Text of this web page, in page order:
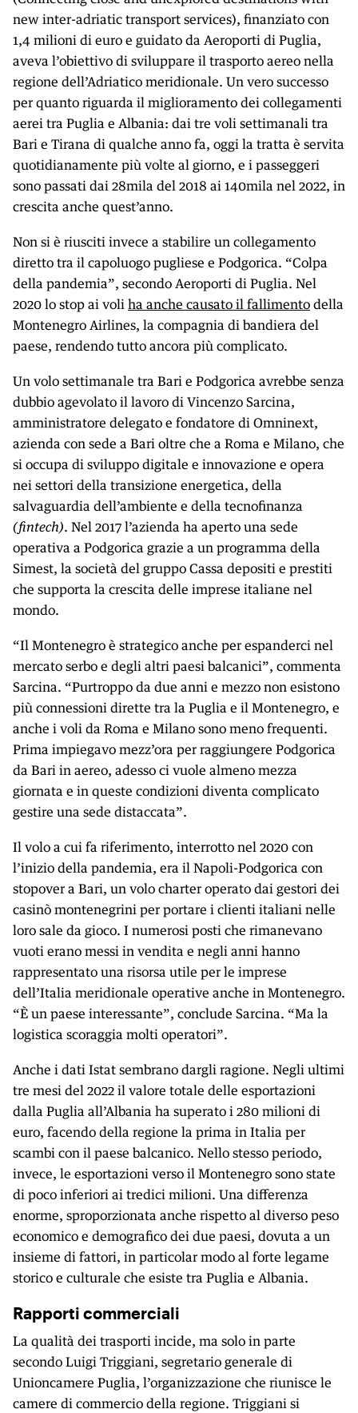
new inter-adriatic transport services), finanziato con
1,4 milioni di euro e guidato da Aeroporti di Puglia,
aveva l’obiettivo di sviluppare il trasporto aereo nella
regione dell’Adriatico meridionale. Un vero successo
per quanto riguarda il miglioramento dei collegamenti
aerei tra Puglia e Albania: dai tre voli settimanali tra
Bari e Tirana di qualche anno fa, oggi la tratta è servita
quotidianamente più volte al giorno, e i passeggeri
sono passati dai 28mila del 2018 ai 140mila nel 2022, in
crescita anche quest’anno.
Non si è riusciti invece a stabilire un collegamento
diretto tra il capoluogo pugliese e Podgorica. “Colpa
della pandemia”, secondo Aeroporti di Puglia. Nel
2020 lo stop ai voli ha anche causato il fallimento della
Montenegro Airlines, la compagnia di bandiera del
paese, rendendo tutto ancora più complicato.
Un volo settimanale tra Bari e Podgorica avrebbe senza
dubbio agevolato il lavoro di Vincenzo Sarcina,
amministratore delegato e fondatore di Omninext,
azienda con sede a Bari oltre che a Roma e Milano, che
si occupa di sviluppo digitale e innovazione e opera
nei settori della transizione energetica, della
salvaguardia dell’ambiente e della tecnofinanza
(fintech). Nel 2017 l’azienda ha aperto una sede
operativa a Podgorica grazie a un programma della
Simest, la società del gruppo Cassa depositi e prestiti
che supporta la crescita delle imprese italiane nel
mondo.
“Il Montenegro è strategico anche per espanderci nel
mercato serbo e degli altri paesi balcanici”, commenta
Sarcina. “Purtroppo da due anni e mezzo non esistono
più connessioni dirette tra la Puglia e il Montenegro, e
anche i voli da Roma e Milano sono meno frequenti.
Prima impiegavo mezz’ora per raggiungere Podgorica
da Bari in aereo, adesso ci vuole almeno mezza
giornata e in queste condizioni diventa complicato
gestire una sede distaccata”.
Il volo a cui fa riferimento, interrotto nel 2020 con
l’inizio della pandemia, era il Napoli-Podgorica con
stopover a Bari, un volo charter operato dai gestori dei
casinò montenegrini per portare i clienti italiani nelle
loro sale da gioco. I numerosi posti che rimanevano
vuoti erano messi in vendita e negli anni hanno
rappresentato una risorsa utile per le imprese
dell’Italia meridionale operative anche in Montenegro.
“È un paese interessante”, conclude Sarcina. “Ma la
logistica scoraggia molti operatori”.
Anche i dati Istat sembrano dargli ragione. Negli ultimi
tre mesi del 2022 il valore totale delle esportazioni
dalla Puglia all’Albania ha superato i 280 milioni di
euro, facendo della regione la prima in Italia per
scambi con il paese balcanico. Nello stesso periodo,
invece, le esportazioni verso il Montenegro sono state
di poco inferiori ai tredici milioni. Una differenza
enorme, sproporzionata anche rispetto al diverso peso
economico e demografico dei due paesi, dovuta a un
insieme di fattori, in particolar modo al forte legame
storico e culturale che esiste tra Puglia e Albania.
Rapporti commerciali
La qualità dei trasporti incide, ma solo in parte
secondo Luigi Triggiani, segretario generale di
Unioncamere Puglia, l’organizzazione che riunisce le
camere di commercio della regione. Triggiani si